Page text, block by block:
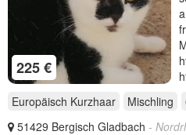
225 €
Europäisch Kurzhaar
Mischling
51429 Bergisch Gladbach -